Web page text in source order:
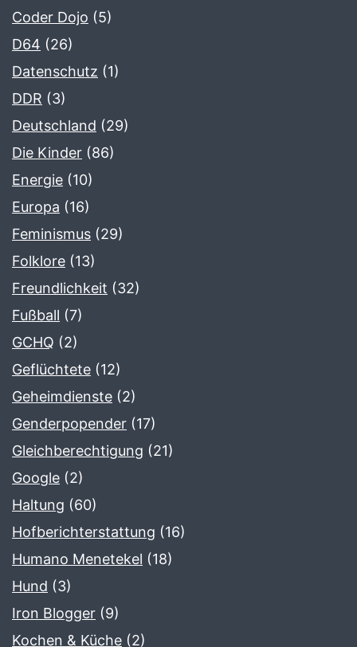
Coder Dojo (5)
D64 (26)
Datenschutz (1)
DDR (3)
Deutschland (29)
Die Kinder (86)
Energie (10)
Europa (16)
Feminismus (29)
Folklore (13)
Freundlichkeit (32)
Fußball (7)
GCHQ (2)
Geflüchtete (12)
Geheimdienste (2)
Genderpopender (17)
Gleichberechtigung (21)
Google (2)
Haltung (60)
Hofberichterstattung (16)
Humano Menetekel (18)
Hund (3)
Iron Blogger (9)
Kochen & Küche (2)